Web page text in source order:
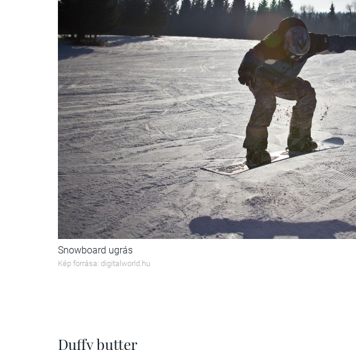
Snowboard ugrás
Kép forrása: digitalworld.hu
Duffy butter